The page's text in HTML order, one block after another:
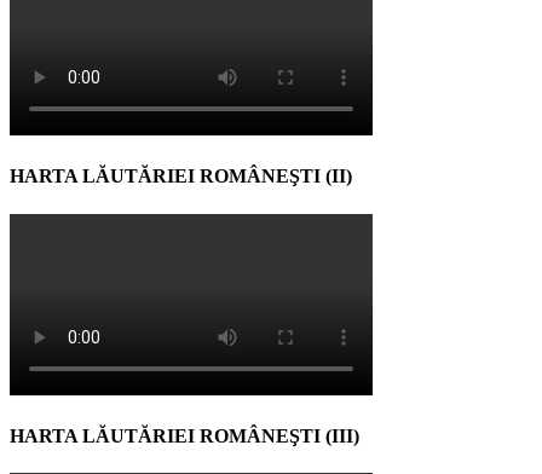
HARTA LĂUTĂRIEI ROMÂNEŞTI (II)
HARTA LĂUTĂRIEI ROMÂNEŞTI (III)